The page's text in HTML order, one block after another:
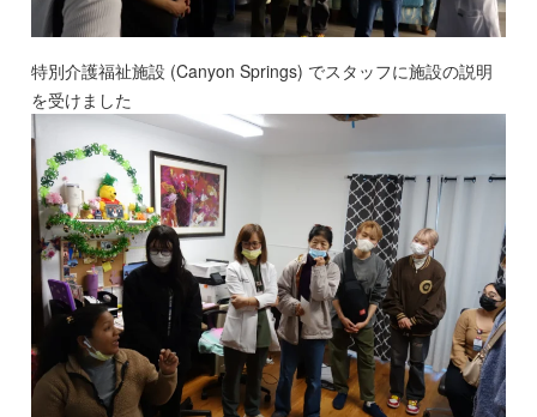
特別介護福祉施設 (Canyon Springs) でスタッフに施設の説明
を受けました